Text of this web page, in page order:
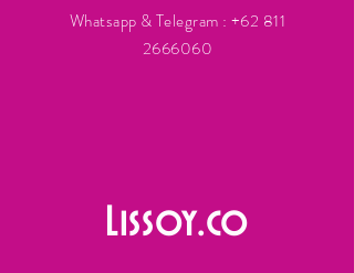
Whatsapp & Telegram : +62 811
2666060
Lissoy.co